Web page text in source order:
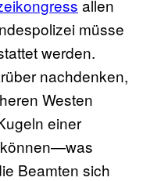
allen
müsse
werden.
nachdenken,
Westen
einer
Beamten sich